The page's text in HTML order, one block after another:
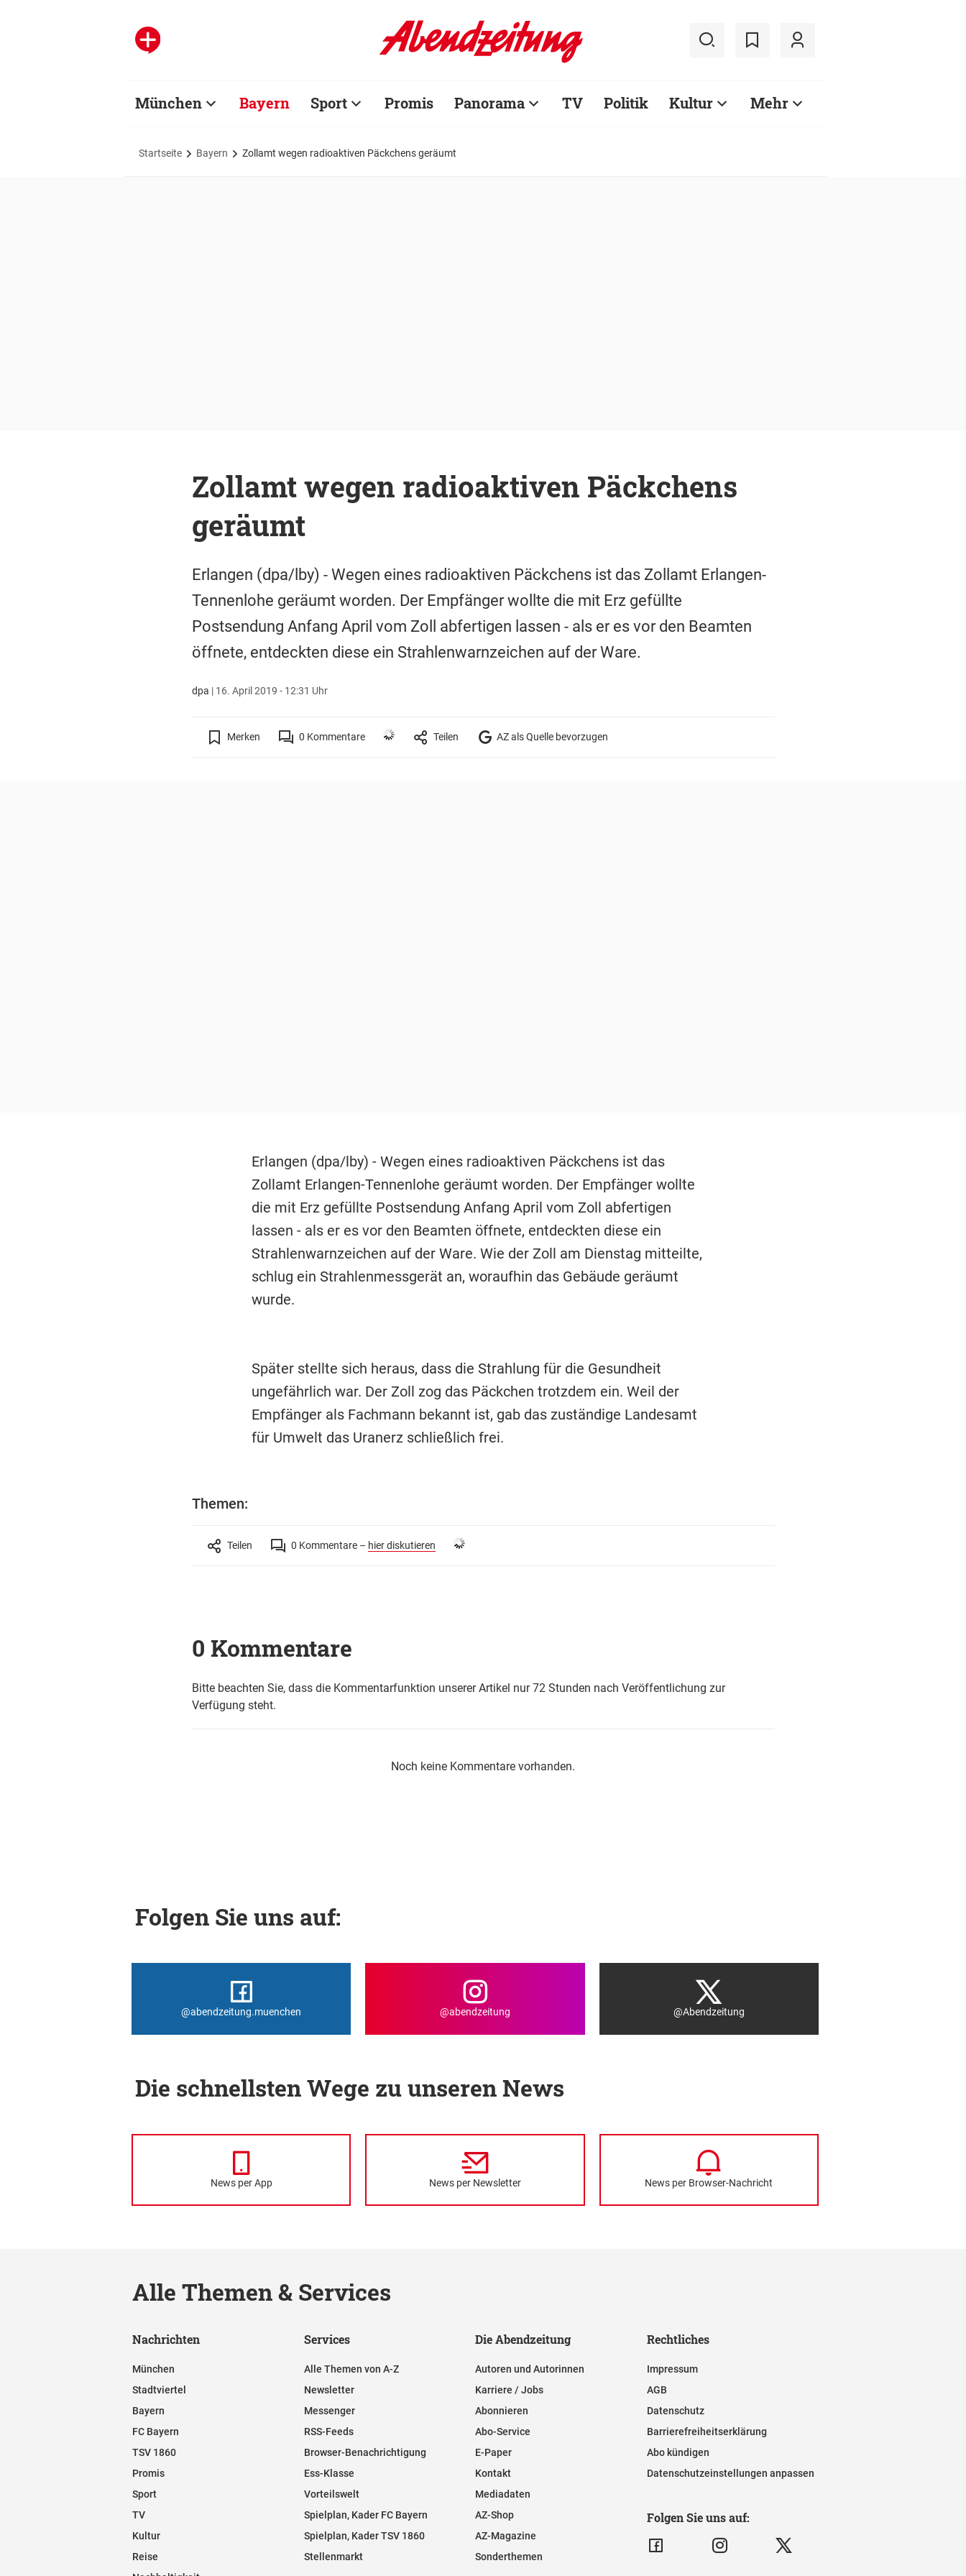
München Bayern Sport Promis Panorama TV Politik Kultur Mehr
Startseite Bayern Zollamt wegen radioaktiven Päckchens geräumt
Zollamt wegen radioaktiven Päckchens
geräumt
Erlangen (dpa/lby) - Wegen eines radioaktiven Päckchens ist das Zollamt Erlangen-
Tennenlohe geräumt worden. Der Empfänger wollte die mit Erz gefüllte
Postsendung Anfang April vom Zoll abfertigen lassen - als er es vor den Beamten
öffnete, entdeckten diese ein Strahlenwarnzeichen auf der Ware.
dpa | 16. April 2019 - 12:31 Uhr
Merken 0 Kommentare Teilen AZ als Quelle bevorzugen
Erlangen (dpa/lby) - Wegen eines radioaktiven Päckchens ist das
Zollamt Erlangen-Tennenlohe geräumt worden. Der Empfänger wollte
die mit Erz gefüllte Postsendung Anfang April vom Zoll abfertigen
lassen - als er es vor den Beamten öffnete, entdeckten diese ein
Strahlenwarnzeichen auf der Ware. Wie der Zoll am Dienstag mitteilte,
schlug ein Strahlenmessgerät an, woraufhin das Gebäude geräumt
wurde.
Später stellte sich heraus, dass die Strahlung für die Gesundheit
ungefährlich war. Der Zoll zog das Päckchen trotzdem ein. Weil der
Empfänger als Fachmann bekannt ist, gab das zuständige Landesamt
für Umwelt das Uranerz schließlich frei.
Themen:
Teilen 0 Kommentare – hier diskutieren
0 Kommentare
Bitte beachten Sie, dass die Kommentarfunktion unserer Artikel nur 72 Stunden nach Veröffentlichung zur
Verfügung steht.
Noch keine Kommentare vorhanden.
Folgen Sie uns auf:
@abendzeitung.muenchen @abendzeitung @Abendzeitung
Die schnellsten Wege zu unseren News
News per App News per Newsletter News per Browser-Nachricht
Alle Themen & Services
Nachrichten
München
Stadtviertel
Bayern
FC Bayern
TSV 1860
Promis
Sport
TV
Kultur
Reise
Services
Alle Themen von A-Z
Newsletter
Messenger
RSS-Feeds
Browser-Benachrichtigung
Ess-Klasse
Vorteilswelt
Spielplan, Kader FC Bayern
Spielplan, Kader TSV 1860
Stellenmarkt
Die Abendzeitung
Autoren und Autorinnen
Karriere / Jobs
Abonnieren
Abo-Service
E-Paper
Kontakt
Mediadaten
AZ-Shop
AZ-Magazine
Sonderthemen
Rechtliches
Impressum
AGB
Datenschutz
Barrierefreiheitserklärung
Abo kündigen
Datenschutzeinstellungen anpassen
Folgen Sie uns auf: